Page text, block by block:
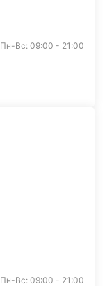
Пн-Вс: 09:00 - 21:00
Пн-Вс: 09:00 - 21:00